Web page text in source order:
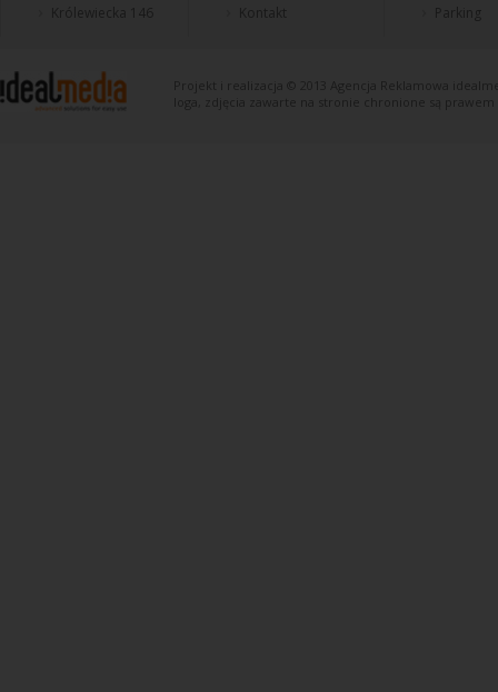
Królewiecka 146 Parking
Projekt i realizacja © 2013 Agencja Reklamowa
loga, zdjęcia zawarte na stronie chronione są